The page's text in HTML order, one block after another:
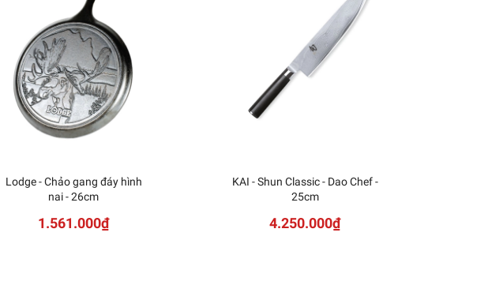
Lodge - Chảo gang đáy hình
nai - 26cm
1.561.000₫
KAI - Shun Classic - Dao Chef -
25cm
4.250.000₫